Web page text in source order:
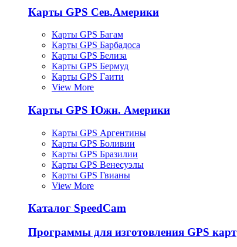
Карты GPS Сев.Америки
Карты GPS Багам
Карты GPS Барбадоса
Карты GPS Белиза
Карты GPS Бермуд
Карты GPS Гаити
View More
Карты GPS Южн. Америки
Карты GPS Аргентины
Карты GPS Боливии
Карты GPS Бразилии
Карты GPS Венесуэлы
Карты GPS Гвианы
View More
Каталог SpeedCam
Программы для изготовления GPS карт